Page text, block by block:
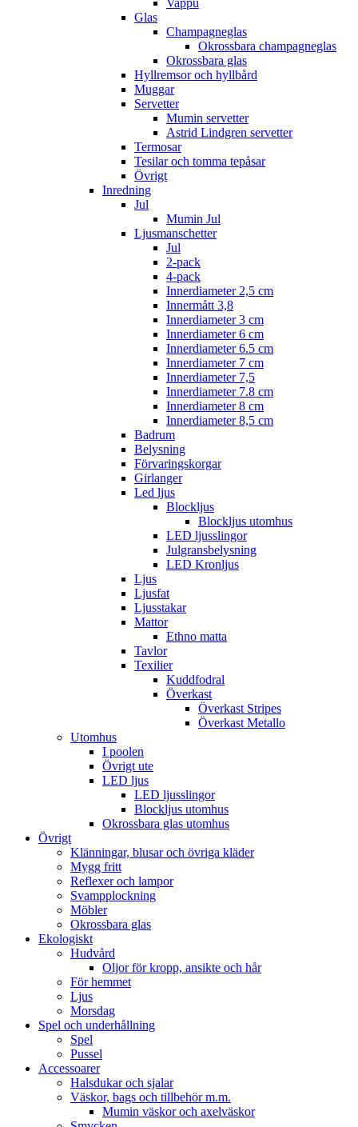
Vappu
Glas
Champagneglas
Okrossbara champagneglas
Okrossbara glas
Hyllremsor och hyllbård
Muggar
Servetter
Mumin servetter
Astrid Lindgren servetter
Termosar
Tesilar och tomma tepåsar
Övrigt
Inredning
Jul
Mumin Jul
Ljusmanschetter
Jul
2-pack
4-pack
Innerdiameter 2,5 cm
Innermått 3,8
Innerdiameter 3 cm
Innerdiameter 6 cm
Innerdiameter 6.5 cm
Innerdiameter 7 cm
Innerdiameter 7,5
Innerdiameter 7.8 cm
Innerdiameter 8 cm
Innerdiameter 8,5 cm
Badrum
Belysning
Förvaringskorgar
Girlanger
Led ljus
Blockljus
Blockljus utomhus
LED ljusslingor
Julgransbelysning
LED Kronljus
Ljus
Ljusfat
Ljusstakar
Mattor
Ethno matta
Tavlor
Texilier
Kuddfodral
Överkast
Överkast Stripes
Överkast Metallo
Utomhus
I poolen
Övrigt ute
LED ljus
LED ljusslingor
Blockljus utomhus
Okrossbara glas utomhus
Övrigt
Klänningar, blusar och övriga kläder
Mygg fritt
Reflexer och lampor
Svampplockning
Möbler
Okrossbara glas
Ekologiskt
Hudvård
Oljor för kropp, ansikte och hår
För hemmet
Ljus
Morsdag
Spel och underhållning
Spel
Pussel
Accessoarer
Halsdukar och sjalar
Väskor, bags och tillbehör m.m.
Mumin väskor och axelväskor